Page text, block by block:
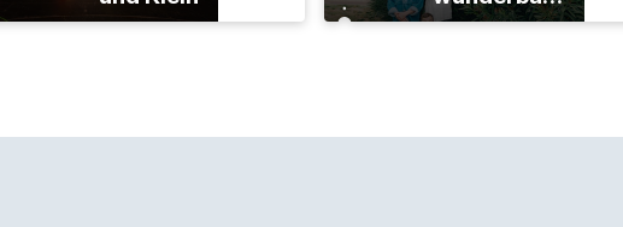
Jahre"-Tour